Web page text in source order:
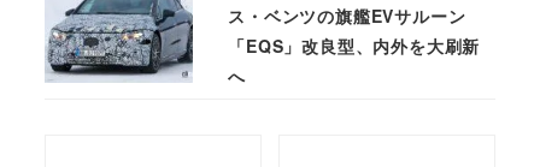
ス・ベンツの旗艦EVサルーン
「EQS」改良型、内外を大刷新
へ